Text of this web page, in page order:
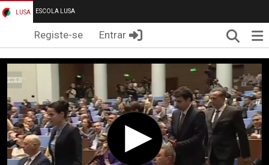
LUSA ESCOLA LUSA
Registe-se Entrar